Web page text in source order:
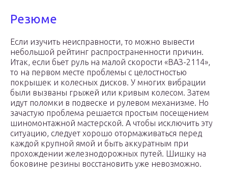
Резюме
Если изучить неисправности, то можно вывести
небольшой рейтинг распространенности причин.
Итак, если бьет руль на малой скорости «ВАЗ-2114»,
то на первом месте проблемы с целостностью
покрышек и колесных дисков. У многих вибрации
были вызваны грыжей или кривым колесом. Затем
идут поломки в подвеске и рулевом механизме. Но
зачастую проблема решается простым посещением
шиномонтажной мастерской. А чтобы исключить эту
ситуацию, следует хорошо отормаживаться перед
каждой крупной ямой и быть аккуратным при
прохождении железнодорожных путей. Шишку на
боковине резины восстановить уже невозможно.